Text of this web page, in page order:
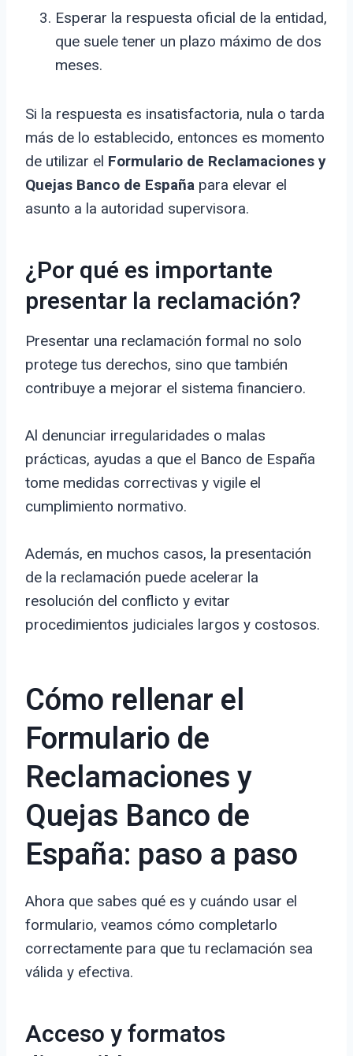
Esperar la respuesta oficial de la entidad,
que suele tener un plazo máximo de dos
meses.
Si la respuesta es insatisfactoria, nula o tarda
más de lo establecido, entonces es momento
de utilizar el Formulario de Reclamaciones y
Quejas Banco de España para elevar el
asunto a la autoridad supervisora.
¿Por qué es importante
presentar la reclamación?
Presentar una reclamación formal no solo
protege tus derechos, sino que también
contribuye a mejorar el sistema financiero.
Al denunciar irregularidades o malas
prácticas, ayudas a que el Banco de España
tome medidas correctivas y vigile el
cumplimiento normativo.
Además, en muchos casos, la presentación
de la reclamación puede acelerar la
resolución del conflicto y evitar
procedimientos judiciales largos y costosos.
Cómo rellenar el
Formulario de
Reclamaciones y
Quejas Banco de
España: paso a paso
Ahora que sabes qué es y cuándo usar el
formulario, veamos cómo completarlo
correctamente para que tu reclamación sea
válida y efectiva.
Acceso y formatos